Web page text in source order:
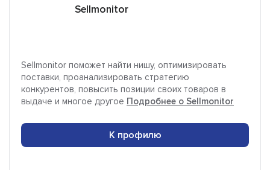
Sellmonitor
Sellmonitor поможет найти нишу, оптимизировать
поставки, проанализировать стратегию
конкурентов, повысить позиции своих товаров в
выдаче и многое другое Подробнее о Sellmonitor
К профилю